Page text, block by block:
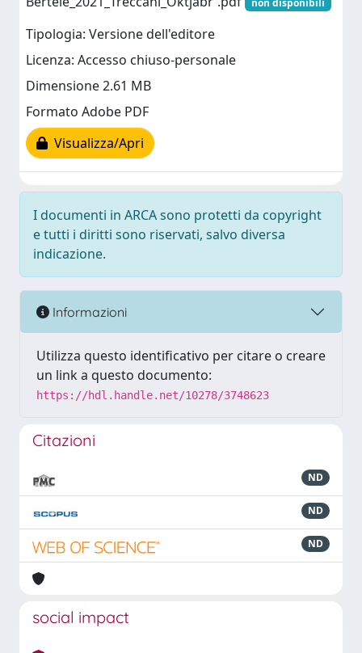
non disponibili
Tipologia: Versione dell'editore
Licenza: Accesso chiuso-personale
Dimensione 2.61 MB
Formato Adobe PDF
Visualizza/Apri
I documenti in ARCA sono protetti da copyright
e tutti i diritti sono riservati, salvo diversa
indicazione.
Informazioni
Utilizza questo identificativo per citare o creare
un link a questo documento:
https://hdl.handle.net/10278/3748623
Citazioni
ND
ND
ND
social impact